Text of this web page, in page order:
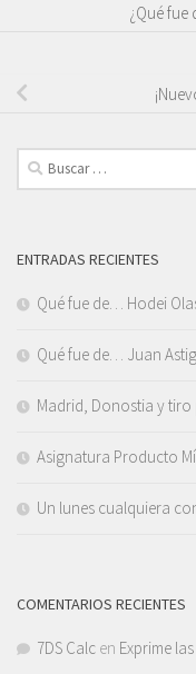
¿Qué
Buscar:
ENTRADAS RECIENTES
Qué fue de… Hodei
Qué fue de… Juan
Madrid, Donostia y
Asignatura Producto
Un lunes cualquiera
COMENTARIOS RECIENTES
7DS Calc en Exprime